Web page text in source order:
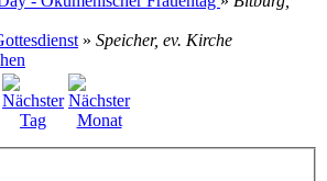
» Speicher, ev. Kirche